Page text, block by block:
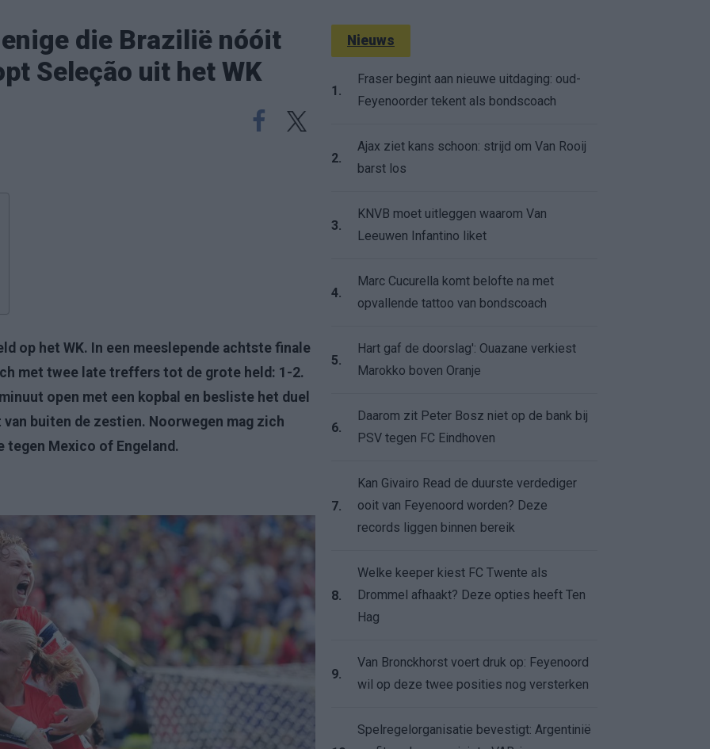
die Brazilië nóóit
Seleção uit het WK
op het WK. In een meeslepende achtste finale
met twee late treffers tot de grote held: 1-2.
open met een kopbal en besliste het duel
buiten de zestien. Noorwegen mag zich
tegen Mexico of Engeland.
Nieuws
1.
Fraser begint aan nieuwe uitdaging: oud-
Feyenoorder tekent als bondscoach
2.
Ajax ziet kans schoon: strijd om Van Rooij
barst los
3.
KNVB moet uitleggen waarom Van
Leeuwen Infantino liket
4.
Marc Cucurella komt belofte na met
opvallende tattoo van bondscoach
5.
Hart gaf de doorslag': Ouazane verkiest
Marokko boven Oranje
6.
Daarom zit Peter Bosz niet op de bank bij
PSV tegen FC Eindhoven
7.
Kan Givairo Read de duurste verdediger
ooit van Feyenoord worden? Deze
records liggen binnen bereik
8.
Welke keeper kiest FC Twente als
Drommel afhaakt? Deze opties heeft Ten
Hag
9.
Van Bronckhorst voert druk op: Feyenoord
wil op deze twee posities nog versterken
Spelregelorganisatie bevestigt: Argentinië